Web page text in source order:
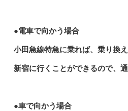
●電車で向かう場合
小田急線特急に乗れば、乗り換
新宿に行くことができるので、
●車で向かう場合